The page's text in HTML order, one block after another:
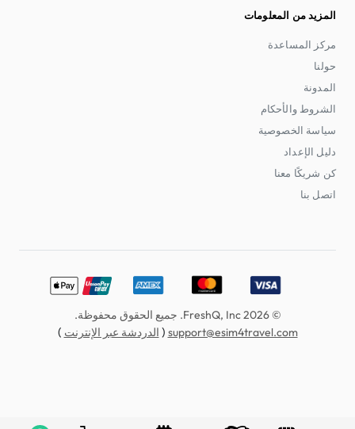
المزيد من المعلومات
مركز المساعدة
حولنا
المدونة
الشروط والأحكام
سياسة الخصوصية
دليل الإعداد
كن شريكًا معنا
اتصل بنا
American Express, Discover, UnionPay, Apple Pay
© 2026 FreshQ, Inc. جميع الحقوق محفوظة.
support@esim4travel.com
( الدردشة عبر الإنترنت )